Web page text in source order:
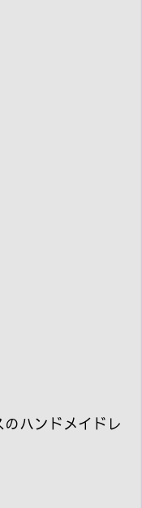
ハンドメイドレ